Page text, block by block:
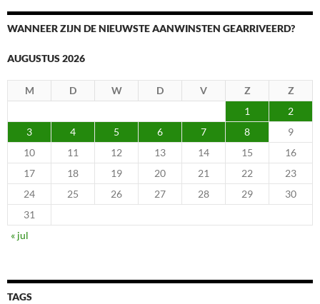
WANNEER ZIJN DE NIEUWSTE AANWINSTEN GEARRIVEERD?
AUGUSTUS 2026
M D W D V Z
Z
1
2
3
4 5 6 7 8
9
10
11 12 13 14 15
16
17
18 19 20 21 22
23
24
25 26 27 28 29
30
31
« jul
TAGS